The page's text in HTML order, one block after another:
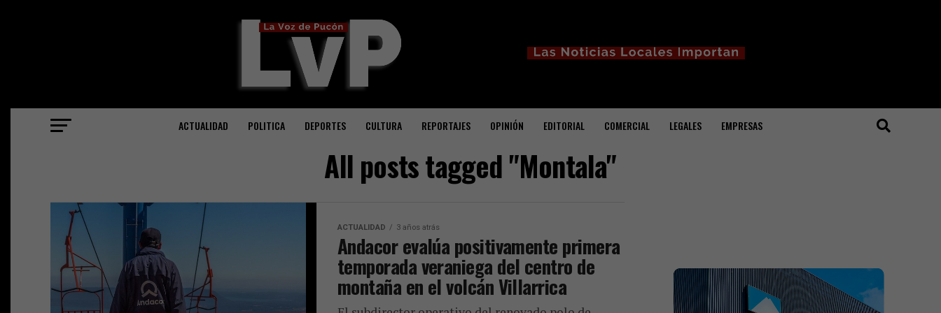
ACTUALIDAD POLITICA DEPORTES CULTURA REPORTAJES OPINIÓN EDITORIAL COMERCIAL LEGALES EMPRESAS
All posts tagged "Montala"
ACTUALIDAD 3 años atrás
Andacor evalúa positivamente primera
temporada veraniega del centro de
montaña en el volcán Villarrica